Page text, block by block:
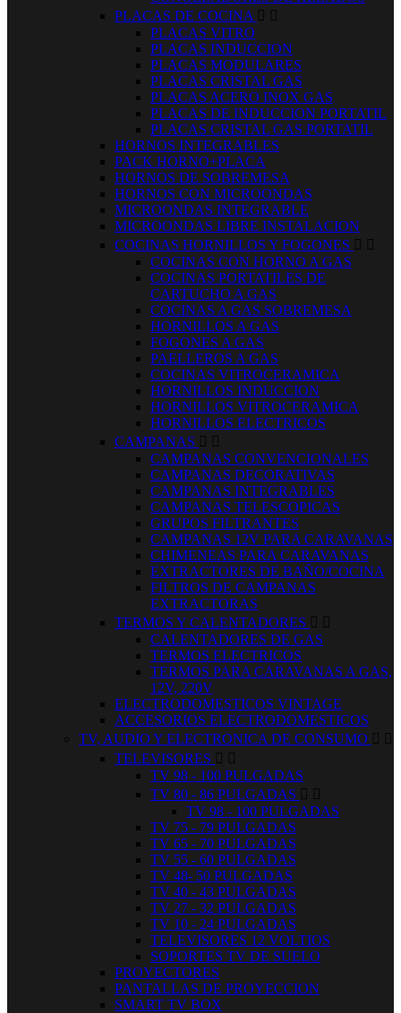
PLACAS DE COCINA  
PLACAS VITRO
PLACAS INDUCCION
PLACAS MODULARES
PLACAS CRISTAL GAS
PLACAS ACERO INOX GAS
PLACAS DE INDUCCION PORTATIL
PLACAS CRISTAL GAS PORTATIL
HORNOS INTEGRABLES
PACK HORNO+PLACA
HORNOS DE SOBREMESA
HORNOS CON MICROONDAS
MICROONDAS INTEGRABLE
MICROONDAS LIBRE INSTALACION
COCINAS HORNILLOS Y FOGONES  
COCINAS CON HORNO A GAS
COCINAS PORTATILES DE
CARTUCHO A GAS
COCINAS A GAS SOBREMESA
HORNILLOS A GAS
FOGONES A GAS
PAELLEROS A GAS
COCINAS VITROCERAMICA
HORNILLOS INDUCCION
HORNILLOS VITROCERAMICA
HORNILLOS ELECTRICOS
CAMPANAS  
CAMPANAS CONVENCIONALES
CAMPANAS DECORATIVAS
CAMPANAS INTEGRABLES
CAMPANAS TELESCOPICAS
GRUPOS FILTRANTES
CAMPANAS 12V PARA CARAVANAS
CHIMENEAS PARA CARAVANAS
EXTRACTORES DE BAÑO/COCINA
FILTROS DE CAMPANAS
EXTRACTORAS
TERMOS Y CALENTADORES  
CALENTADORES DE GAS
TERMOS ELECTRICOS
TERMOS PARA CARAVANAS A GAS,
12V, 220V
ELECTRODOMESTICOS VINTAGE
ACCESORIOS ELECTRODOMESTICOS
TV, AUDIO Y ELECTRONICA DE CONSUMO  
TELEVISORES  
TV 98 - 100 PULGADAS
TV 80 - 86 PULGADAS  
TV 98 - 100 PULGADAS
TV 75 - 79 PULGADAS
TV 65 - 70 PULGADAS
TV 55 - 60 PULGADAS
TV 48- 50 PULGADAS
TV 40 - 43 PULGADAS
TV 27 - 32 PULGADAS
TV 10 - 24 PULGADAS
TELEVISORES 12 VOLTIOS
SOPORTES TV DE SUELO
PROYECTORES
PANTALLAS DE PROYECCION
SMART TV BOX